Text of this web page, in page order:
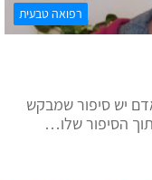
רפואה טבעית
יש סיפור שמבקש
הסיפור שלו…